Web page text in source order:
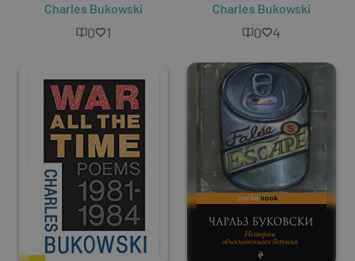
Charles Bukowski
0 1
Charles Bukowski
0 4